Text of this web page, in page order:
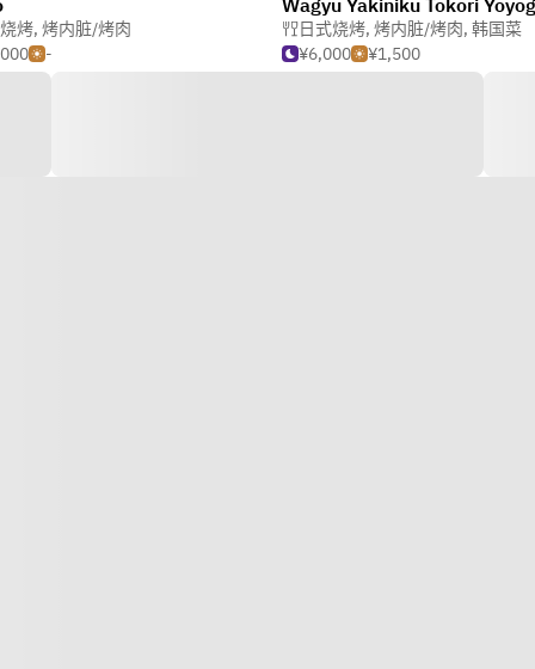
烤, 烤内脏/烤肉
-
Wagyu Yakiniku Tokori
日式烧烤, 烤内脏/烤肉, 韩国菜
¥6,000
¥1,500